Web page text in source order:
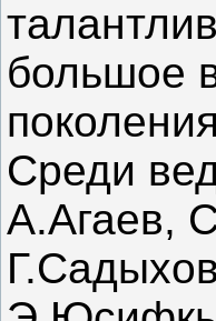
большое
Среди
А.Агаев,